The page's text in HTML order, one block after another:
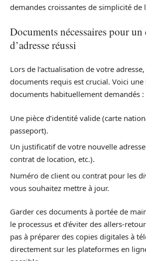
demandes croissantes de simplicité de
Documents nécessaires pour un
d’adresse réussi
Lors de l’actualisation de votre
documents requis est crucial. Voici une
documents habituellement demandés :
Une pièce d’identité valide (carte
passeport).
Un justificatif de votre nouvelle
contrat de location, etc.).
Numéro de client ou contrat pour les
vous souhaitez mettre à jour.
Garder ces documents à portée de
le processus et d’éviter des allers-
pas à préparer des copies digitales à
directement sur les plateformes en